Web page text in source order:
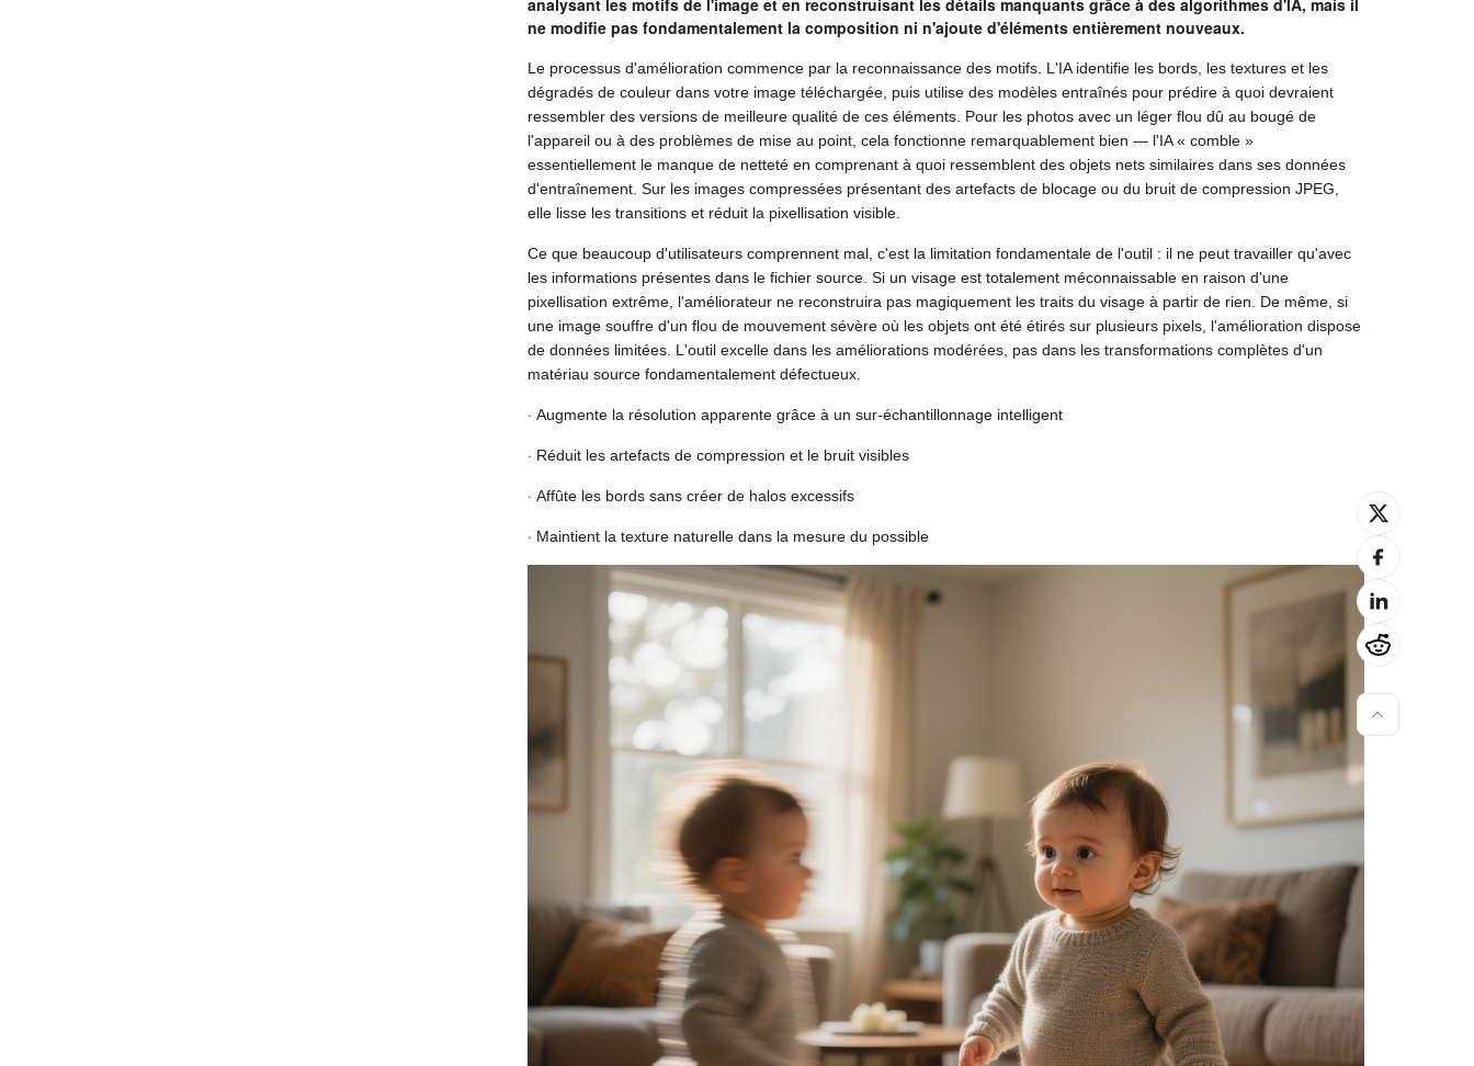
analysant les motifs de l'image et en reconstruisant les détails manquants grâce à des algorithmes d'IA, mais il
ne modifie pas fondamentalement la composition ni n'ajoute d'éléments entièrement nouveaux.
Le processus d'amélioration commence par la reconnaissance des motifs. L'IA identifie les bords, les textures et les
dégradés de couleur dans votre image téléchargée, puis utilise des modèles entraînés pour prédire à quoi devraient
ressembler des versions de meilleure qualité de ces éléments. Pour les photos avec un léger flou dû au bougé de
l'appareil ou à des problèmes de mise au point, cela fonctionne remarquablement bien — l'IA « comble »
essentiellement le manque de netteté en comprenant à quoi ressemblent des objets nets similaires dans ses données
d'entraînement. Sur les images compressées présentant des artefacts de blocage ou du bruit de compression JPEG,
elle lisse les transitions et réduit la pixellisation visible.
Ce que beaucoup d'utilisateurs comprennent mal, c'est la limitation fondamentale de l'outil : il ne peut travailler qu'avec
les informations présentes dans le fichier source. Si un visage est totalement méconnaissable en raison d'une
pixellisation extrême, l'améliorateur ne reconstruira pas magiquement les traits du visage à partir de rien. De même, si
une image souffre d'un flou de mouvement sévère où les objets ont été étirés sur plusieurs pixels, l'amélioration dispose
de données limitées. L'outil excelle dans les améliorations modérées, pas dans les transformations complètes d'un
matériau source fondamentalement défectueux.
·Augmente la résolution apparente grâce à un sur-échantillonnage intelligent
· Réduit les artefacts de compression et le bruit visibles
·Affûte les bords sans créer de halos excessifs
· Maintient la texture naturelle dans la mesure du possible